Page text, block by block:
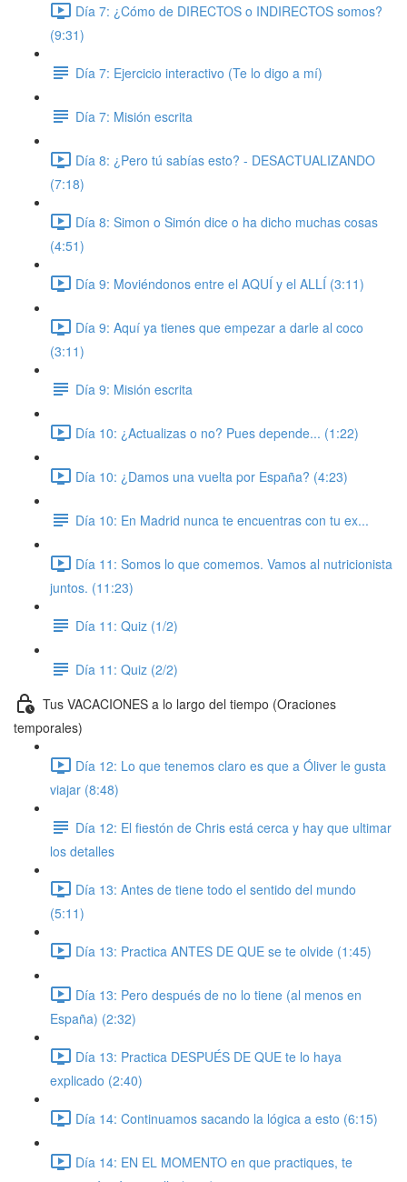
Día 7: ¿Cómo de DIRECTOS o INDIRECTOS somos?
(9:31)
Día 7: Ejercicio interactivo (Te lo digo a mí)
Día 7: Misión escrita
Día 8: ¿Pero tú sabías esto? - DESACTUALIZANDO
(7:18)
Día 8: Simon o Simón dice o ha dicho muchas cosas
(4:51)
Día 9: Moviéndonos entre el AQUÍ y el ALLÍ (3:11)
Día 9: Aquí ya tienes que empezar a darle al coco
(3:11)
Día 9: Misión escrita
Día 10: ¿Actualizas o no? Pues depende... (1:22)
Día 10: ¿Damos una vuelta por España? (4:23)
Día 10: En Madrid nunca te encuentras con tu ex...
Día 11: Somos lo que comemos. Vamos al nutricionista
juntos. (11:23)
Día 11: Quiz (1/2)
Día 11: Quiz (2/2)
Tus VACACIONES a lo largo del tiempo (Oraciones
temporales)
Día 12: Lo que tenemos claro es que a Óliver le gusta
viajar (8:48)
Día 12: El fiestón de Chris está cerca y hay que ultimar
los detalles
Día 13: Antes de tiene todo el sentido del mundo
(5:11)
Día 13: Practica ANTES DE QUE se te olvide (1:45)
Día 13: Pero después de no lo tiene (al menos en
España) (2:32)
Día 13: Practica DESPUÉS DE QUE te lo haya
explicado (2:40)
Día 14: Continuamos sacando la lógica a esto (6:15)
Día 14: EN EL MOMENTO en que practiques, te